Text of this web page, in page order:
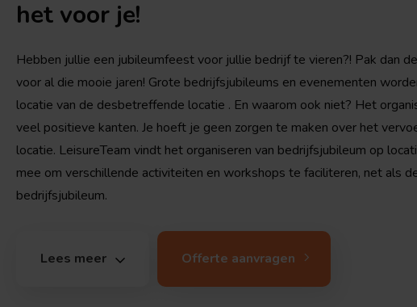
het voor je!
Hebben jullie een jubileumfeest voor jullie bedrijf te vieren?! Pak dan
voor al die mooie jaren! Grote bedrijfsjubileums en evenementen
locatie van de desbetreffende locatie . En waarom ook niet? Het
veel positieve kanten. Je hoeft je geen zorgen te maken over het
locatie. LeisureTeam vindt het organiseren van bedrijfsjubileum op
mee om verschillende activiteiten en workshops te faciliteren, net als
bedrijfsjubileum.
Lees meer Offerte aanvragen